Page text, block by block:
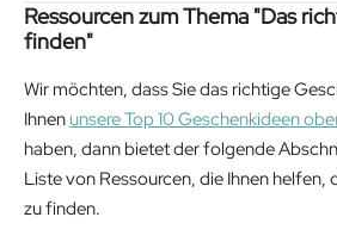
Ressourcen zum Thema "Das
finden"
Wir möchten, dass Sie das richtige
Ihnen unsere Top 10 Geschenkideen
haben, dann bietet der folgende
Liste von Ressourcen, die Ihnen helfen,
zu finden.